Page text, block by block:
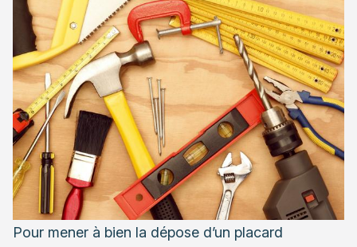
Pour mener à bien la dépose d’un placard